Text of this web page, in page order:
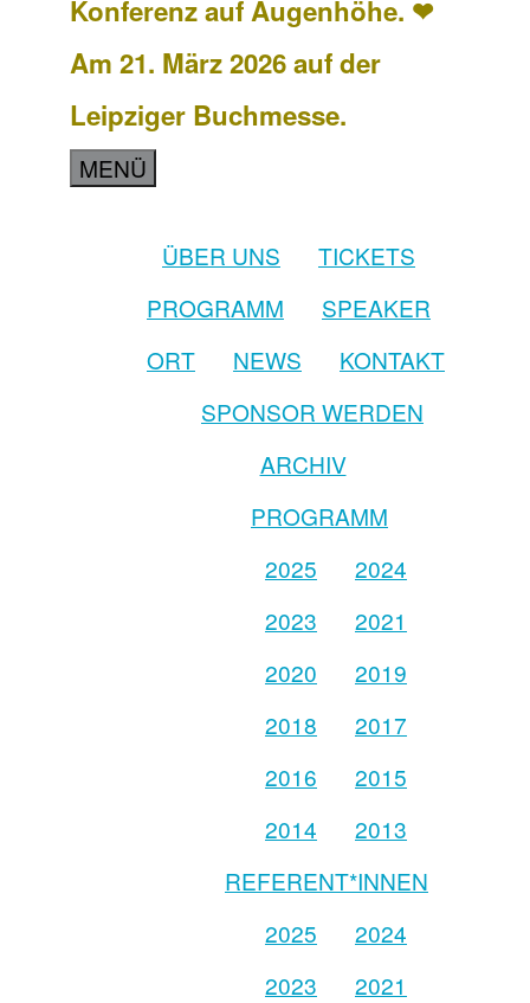
Konferenz auf Augenhöhe. ❤
Am 21. März 2026 auf der
Leipziger Buchmesse.
MENÜ
ÜBER UNS
TICKETS
PROGRAMM
SPEAKER
ORT
NEWS
KONTAKT
SPONSOR WERDEN
ARCHIV
PROGRAMM
2025
2024
2023
2021
2020
2019
2018
2017
2016
2015
2014
2013
REFERENT*INNEN
2025
2024
2023
2021